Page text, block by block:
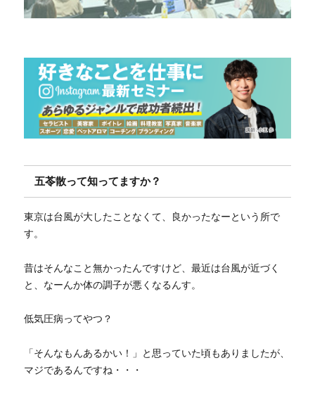
五苓散って知ってますか？
東京は台風が大したことなくて、良かったなーという所で
す。
昔はそんなこと無かったんですけど、最近は台風が近づく
と、なーんか体の調子が悪くなるんす。
低気圧病ってやつ？
「そんなもんあるかい！」と思っていた頃もありましたが、
マジであるんですね・・・